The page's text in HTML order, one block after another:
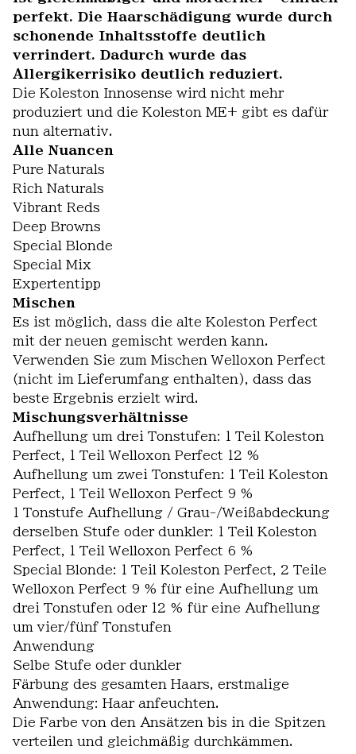
perfekt. Die Haarschädigung wurde durch
schonende Inhaltsstoffe deutlich
verrindert. Dadurch wurde das
Allergikerrisiko deutlich reduziert.
Die Koleston Innosense wird nicht mehr
produziert und die Koleston ME+ gibt es dafür
nun alternativ.
Alle Nuancen
Pure Naturals
Rich Naturals
Vibrant Reds
Deep Browns
Special Blonde
Special Mix
Expertentipp
Mischen
Es ist möglich, dass die alte Koleston Perfect
mit der neuen gemischt werden kann.
Verwenden Sie zum Mischen Welloxon Perfect
(nicht im Lieferumfang enthalten), dass das
beste Ergebnis erzielt wird.
Mischungsverhältnisse
Aufhellung um drei Tonstufen: 1 Teil Koleston
Perfect, 1 Teil Welloxon Perfect 12 %
Aufhellung um zwei Tonstufen: 1 Teil Koleston
Perfect, 1 Teil Welloxon Perfect 9 %
1 Tonstufe Aufhellung / Grau-/Weißabdeckung
derselben Stufe oder dunkler: 1 Teil Koleston
Perfect, 1 Teil Welloxon Perfect 6 %
Special Blonde: 1 Teil Koleston Perfect, 2 Teile
Welloxon Perfect 9 % für eine Aufhellung um
drei Tonstufen oder 12 % für eine Aufhellung
um vier/fünf Tonstufen
Anwendung
Selbe Stufe oder dunkler
Färbung des gesamten Haars, erstmalige
Anwendung: Haar anfeuchten.
Die Farbe von den Ansätzen bis in die Spitzen
verteilen und gleichmäßig durchkämmen.